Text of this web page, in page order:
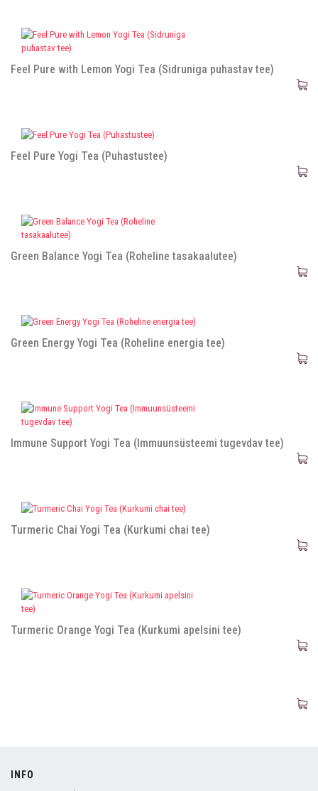
Feel Pure with Lemon Yogi Tea (Sidruniga puhastav tee)
Feel Pure Yogi Tea (Puhastustee)
Green Balance Yogi Tea (Roheline tasakaalutee)
Green Energy Yogi Tea (Roheline energia tee)
Immune Support Yogi Tea (Immuunsüsteemi tugevdav tee)
Turmeric Chai Yogi Tea (Kurkumi chai tee)
Turmeric Orange Yogi Tea (Kurkumi apelsini tee)
INFO